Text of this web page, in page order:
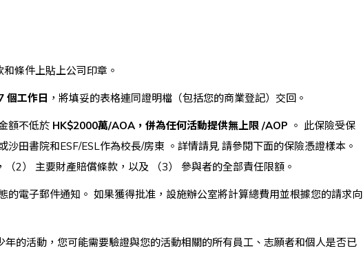
條件上貼上公司印章。
個工作日 ，將填妥的表格連同證明檔（包括您的商業登記）交回 。
額不低於 HK$2000萬/AOA，併為任何活動提供無上限 /AOP 。 此保險受保
田書院和ESF/ESL作為校長/房東 。詳情請見 請參閱下面的保險憑證樣本。
2） 主要財產賠償條款，以及 （3） 參與者的全部責任限額。
的電子郵件通知。 如果獲得批准，設施辦公室將計算總費用並根據您的請求向
年的活動，您可能需要驗證與您的活動相關的所有員工、志願者和個人是否已